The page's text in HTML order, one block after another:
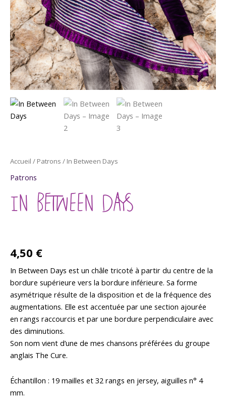
Accueil / Patrons / In Between Days
Patrons
IN BETWEEN DAYS
4,50 €
In Between Days est un châle tricoté à partir du centre de la
bordure supérieure vers la bordure inférieure. Sa forme
asymétrique résulte de la disposition et de la fréquence des
augmentations. Elle est accentuée par une section ajourée
en rangs raccourcis et par une bordure perpendiculaire avec
des diminutions.
Son nom vient d’une de mes chansons préférées du groupe
anglais The Cure.
Échantillon : 19 mailles et 32 rangs en jersey, aiguilles n° 4
mm.